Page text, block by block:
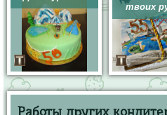
твоих
Работы других